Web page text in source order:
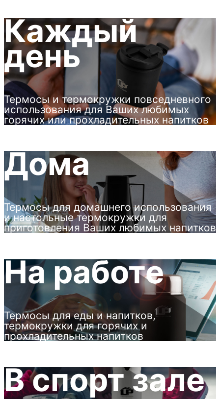
Каждый
день
Термосы и термокружки повседневного
использования для Ваших любимых
горячих или прохладительных напитков
Дома
Термосы для домашнего использования
и настольные термокружки для
приготовления Ваших любимых напитков
На работе
Термосы для еды и напитков,
термокружки для горячих и
прохладительных напитков
В спорт зале